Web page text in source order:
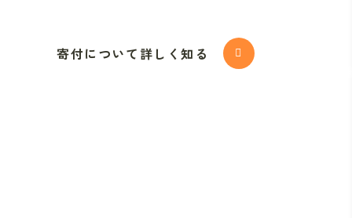
寄付について詳しく知る